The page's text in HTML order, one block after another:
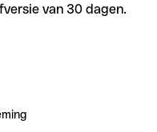
van 30 dagen.